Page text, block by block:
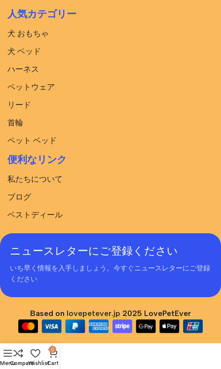
人気カテゴリー
犬 おもちゃ
犬 ベッド​
ハーネス
ペットウェア
リード
首輪
ペット ベッド
便利なリンク
私たちについて
ブログ
ベストディール
ニュースレターにご登録ください
いち早く情報を入手しましょう。今すぐニュースレターにご登録
ください
Based on lovepetever.jp 2025 LovePetEver
MenuCompareWishlist
0
Cart